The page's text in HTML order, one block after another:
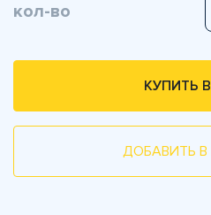
кол-во
КУПИТЬ
ДОБАВИТЬ В